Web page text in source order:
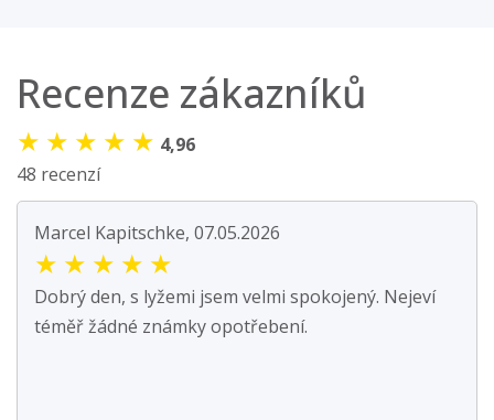
Recenze zákazníků
★ ★ ★ ★ ★ 4,96
48 recenzí
Marcel Kapitschke, 07.05.2026
★ ★ ★ ★ ★
Dobrý den, s lyžemi jsem velmi spokojený. Nejeví
téměř žádné známky opotřebení.